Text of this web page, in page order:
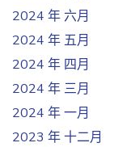
2024 年 六月
2024 年 五月
2024 年 四月
2024 年 三月
2024 年 一月
2023 年 十二月